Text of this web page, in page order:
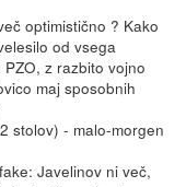
optimistično ? Kako
od vsega
z razbito vojno
maj sposobnih
stolov) - malo-morgen
Javelinov ni več,